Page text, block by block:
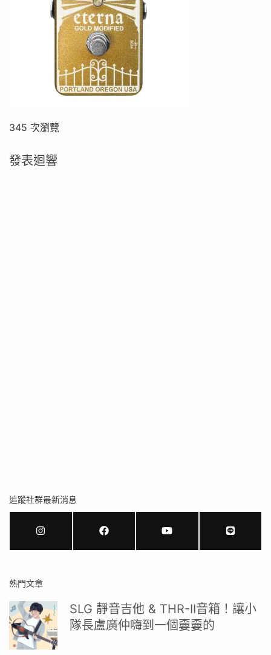
345 次瀏覽
發表迴響
追蹤社群最新消息
熱門文章
SLG 靜音吉他 & THR-II音箱！讓小
隊長盧廣仲嗨到一個嫑嫑的